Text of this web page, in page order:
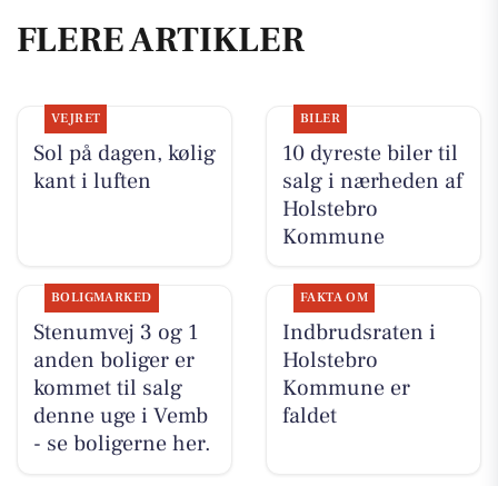
FLERE ARTIKLER
VEJRET
Sol på dagen, kølig
kant i luften
BILER
10 dyreste biler til
salg i nærheden af
Holstebro
Kommune
BOLIGMARKED
Stenumvej 3 og 1
anden boliger er
kommet til salg
denne uge i Vemb
- se boligerne her.
FAKTA OM
Indbrudsraten i
Holstebro
Kommune er
faldet